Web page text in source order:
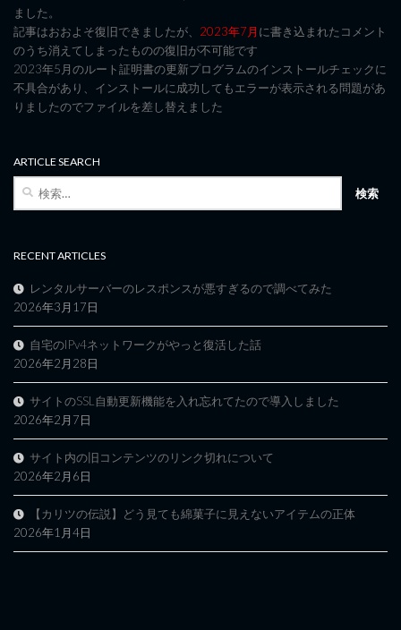
ました。
記事はおおよそ復旧できましたが、 2023年7月に書き込まれたコメント
のうち消えてしまったものの復旧が不可能です
2023年5月のルート証明書の更新プログラムのインストールチェックに
不具合があり、インストールに成功してもエラーが表示される問題があ
りましたのでファイルを差し替えました
ARTICLE SEARCH
RECENT ARTICLES
レンタルサーバーのレスポンスが悪すぎるので調べてみた
2026年3月17日
自宅のIPv4ネットワークがやっと復活した話
2026年2月28日
サイトのSSL自動更新機能を入れ忘れてたので導入しました
2026年2月7日
サイト内の旧コンテンツのリンク切れについて
2026年2月6日
【カリツの伝説】どう見ても綿菓子に見えないアイテムの正体
2026年1月4日